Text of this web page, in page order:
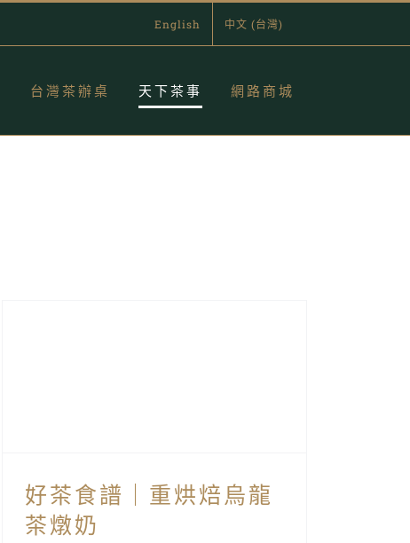
English 中文 (台灣)
台灣茶辦桌 天下茶事 網路商城
好茶食譜｜重烘焙烏龍
茶燉奶